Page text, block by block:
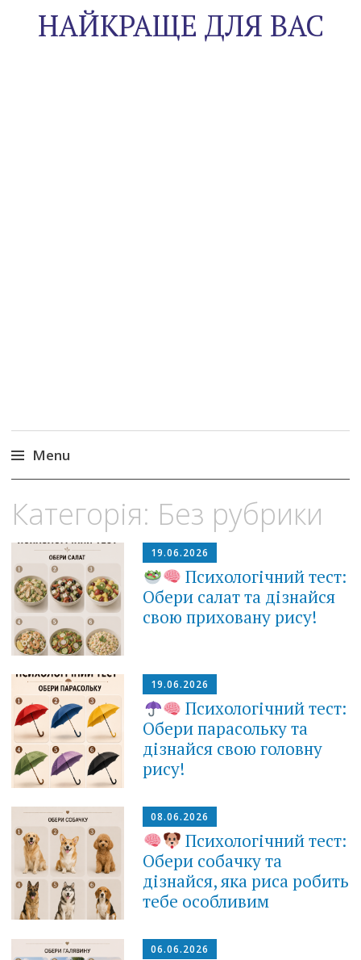
НАЙКРАЩЕ ДЛЯ ВАС
Menu
to
Категорія: Без рубрики
19.06.2026
Психологічний тест:
Обери салат та дізнайся
свою приховану рису!
19.06.2026
Психологічний тест:
Обери парасольку та
дізнайся свою головну
рису!
08.06.2026
Психологічний тест:
Обери собачку та
дізнайся, яка риса робить
тебе особливим
06.06.2026